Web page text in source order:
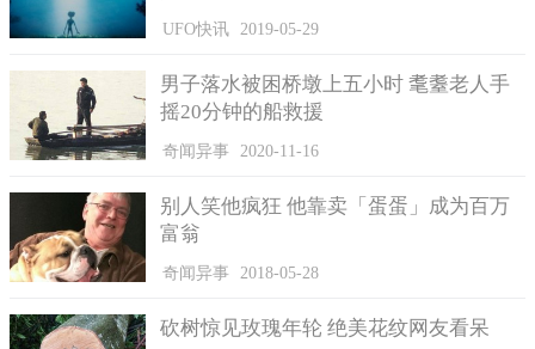
UFO快讯 2019-05-29
男子落水被困桥墩上五小时 耄耋老人手
摇20分钟的船救援
奇闻异事 2020-11-16
别人笑他疯狂 他靠卖「蛋蛋」成为百万
富翁
奇闻异事 2018-05-28
砍树惊见玫瑰年轮 绝美花纹网友看呆